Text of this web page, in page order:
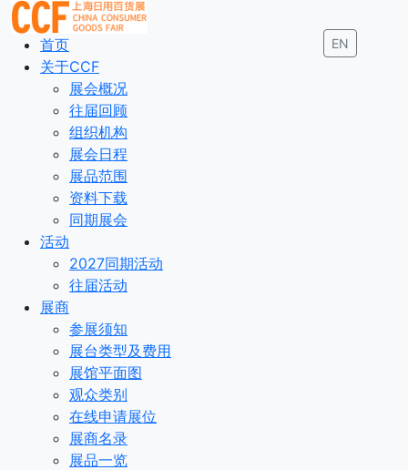
EN
首页
关于CCF
展会概况
往届回顾
组织机构
展会日程
展品范围
资料下载
同期展会
活动
2027同期活动
往届活动
展商
参展须知
展台类型及费用
展馆平面图
观众类别
在线申请展位
展商名录
展品一览